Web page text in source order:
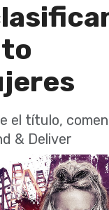
el título,
& Deliver